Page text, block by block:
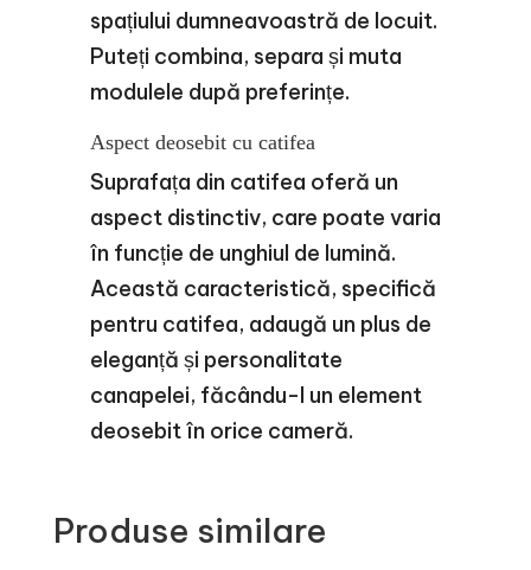
spațiului dumneavoastră de locuit.
Puteți combina, separa și muta
modulele după preferințe.
Aspect deosebit cu catifea
Suprafața din catifea oferă un
aspect distinctiv, care poate varia
în funcție de unghiul de lumină.
Această caracteristică, specifică
pentru catifea, adaugă un plus de
eleganță și personalitate
canapelei, făcându-l un element
deosebit în orice cameră.
Produse similare